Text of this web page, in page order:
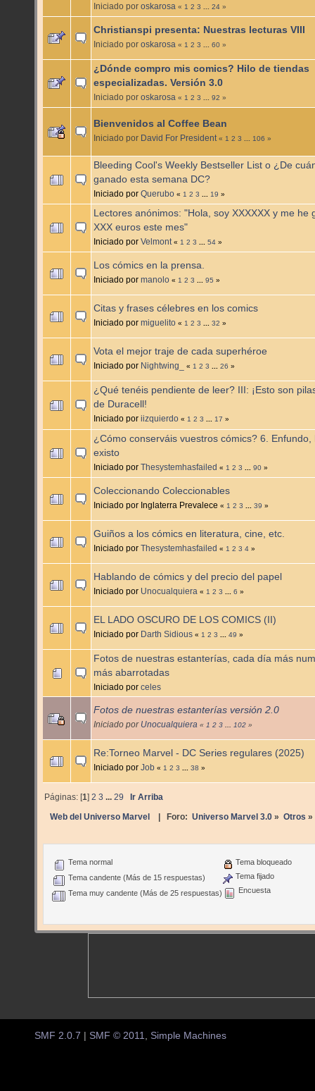
Iniciado por oskarosa « 1 2 3 24 »
Christianspi presenta: Nuestras lecturas VIII
Iniciado por oskarosa « 1 2 3 60 »
¿Dónde compro mis comics? Hilo de tiendas
especializadas. Versión 3.0
Iniciado por oskarosa « 1 2 3 92 »
Bienvenidos al Coffee Bean
Iniciado por David For President « 1 2 3 106 »
Bleeding Cool's Weekly Bestseller List o ¿De
ganado esta semana DC?
Iniciado por Querubo « 1 2 3 19 »
Lectores anónimos: "Hola, soy XXXXXX y me he
XXX euros este mes"
Iniciado por Velmont « 1 2 3 54 »
Los cómics en la prensa.
Iniciado por manolo « 1 2 3 95 »
Citas y frases célebres en los comics
Iniciado por miguelito « 1 2 3 32 »
Vota el mejor traje de cada superhéroe
Iniciado por Nightwing_ « 1 2 3 26 »
¿Qué tenéis pendiente de leer? III: ¡Esto son
de Duracell!
Iniciado por iizquierdo « 1 2 3 17 »
¿Cómo conserváis vuestros cómics? 6. Enfundo,
existo
Iniciado por Thesystemhasfailed « 1 2 3 90 »
Coleccionando Coleccionables
Iniciado por Inglaterra Prevalece « 1 2 3 39 »
Guiños a los cómics en literatura, cine, etc.
Iniciado por Thesystemhasfailed « 1 2 3 4 »
Hablando de cómics y del precio del papel
Iniciado por Unocualquiera « 1 2 3 6 »
EL LADO OSCURO DE LOS COMICS (II)
Iniciado por Darth Sidious « 1 2 3 49 »
Fotos de nuestras estanterías, cada día más
más abarrotadas
Iniciado por celes
Fotos de nuestras estanterías versión 2.0
Iniciado por Unocualquiera « 1 2 3 102 »
Re:Torneo Marvel - DC Series regulares (2025)
Iniciado por Job « 1 2 3 38 »
Páginas: [1]2 3 ...29 Ir Arriba
Web del Universo Marvel | Foro: Universo Marvel 3.0» Otros »
Tema normal
Tema candente (Más de 15 respuestas)
Tema muy candente (Más de 25 respuestas)
Tema bloqueado
Tema fijado
Encuesta
SMF 2.0.7 SMF © 2011 Simple Machines